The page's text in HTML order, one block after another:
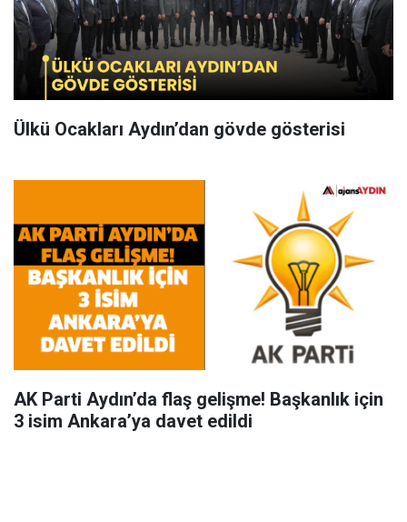
Ülkü Ocakları Aydın’dan gövde gösterisi
AK Parti Aydın’da flaş gelişme! Başkanlık için
3 isim Ankara’ya davet edildi